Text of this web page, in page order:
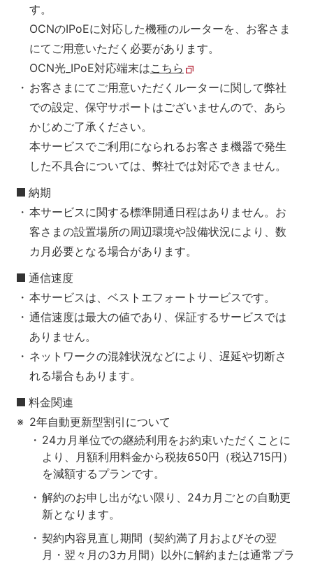
す。
OCNのIPoEに対応した機種のルーターを、お客さま
にてご用意いただく必要があります。
OCN光_IPoE対応端末はこちら
お客さまにてご用意いただくルーターに関して弊社
での設定、保守サポートはございませんので、あら
かじめご了承ください。
本サービスでご利用になられるお客さま機器で発生
した不具合については、弊社では対応できません。
納期
本サービスに関する標準開通日程はありません。お
客さまの設置場所の周辺環境や設備状況により、数
カ月必要となる場合があります。
通信速度
本サービスは、ベストエフォートサービスです。
通信速度は最大の値であり、保証するサービスでは
ありません。
ネットワークの混雑状況などにより、遅延や切断さ
れる場合もあります。
料金関連
2年自動更新型割引について
24カ月単位での継続利用をお約束いただくことに
より、月額利用料金から税抜650円（税込715円）
を減額するプランです。
解約のお申し出がない限り、24カ月ごとの自動更
新となります。
契約内容見直し期間（契約満了月およびその翌
月・翌々月の3カ月間）以外に解約または通常プラ